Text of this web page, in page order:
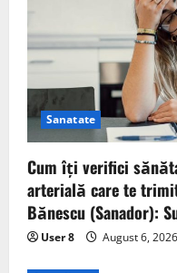
Sanatate
Cum îți verifici
arterială care te
Bănescu (Sanador):
User 8 August 6, 2026